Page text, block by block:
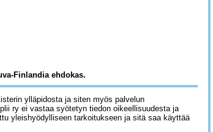
Finlandia ehdokas.
ylläpidosta ja siten myös palvelun
ry ei vastaa syötetyn tiedon oikeellisuudesta ja
yleishyödylliseen tarkoitukseen ja sitä saa käyttää